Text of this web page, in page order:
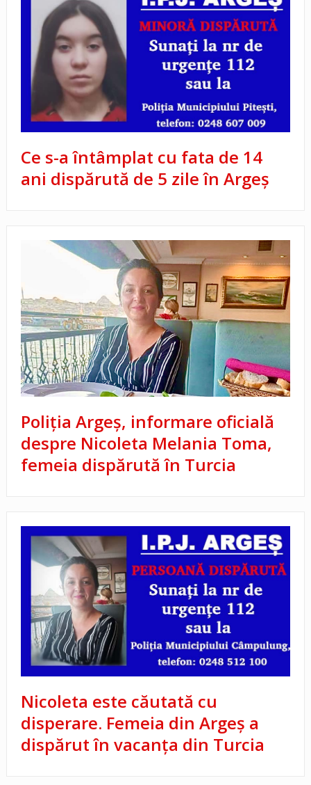
Ce s-a întâmplat cu fata de 14
ani dispărută de 5 zile în Argeș
Poliția Argeș, informare oficială
despre Nicoleta Melania Toma,
femeia dispărută în Turcia
Nicoleta este căutată cu
disperare. Femeia din Argeș a
dispărut în vacanța din Turcia